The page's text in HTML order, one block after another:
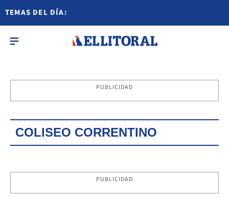
TEMAS DEL DÍA:
PUBLICIDAD
COLISEO CORRENTINO
PUBLICIDAD